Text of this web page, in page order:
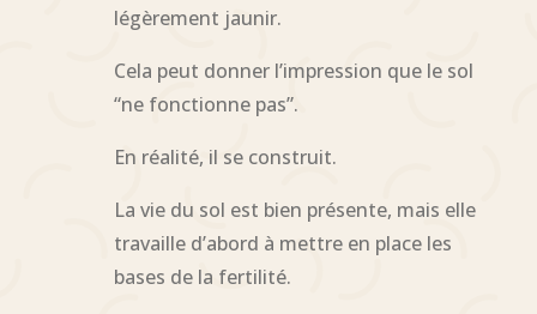
légèrement jaunir.
Cela peut donner l’impression que le sol
“ne fonctionne pas”.
En réalité, il se construit.
La vie du sol est bien présente, mais elle
travaille d’abord à mettre en place les
bases de la fertilité.